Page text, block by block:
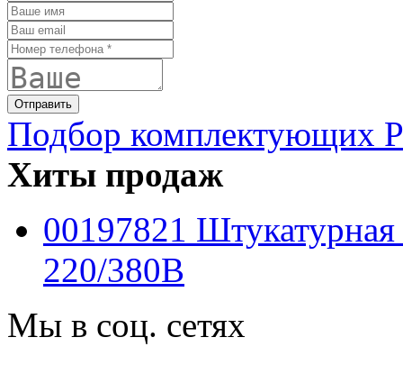
Подбор комплектующих
Хиты продаж
00197821
220/380B
Мы в соц. сетях